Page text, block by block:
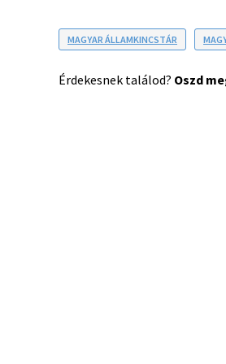
MAGYAR ÁLLAMKINCSTÁR
Érdekesnek találod? Oszd